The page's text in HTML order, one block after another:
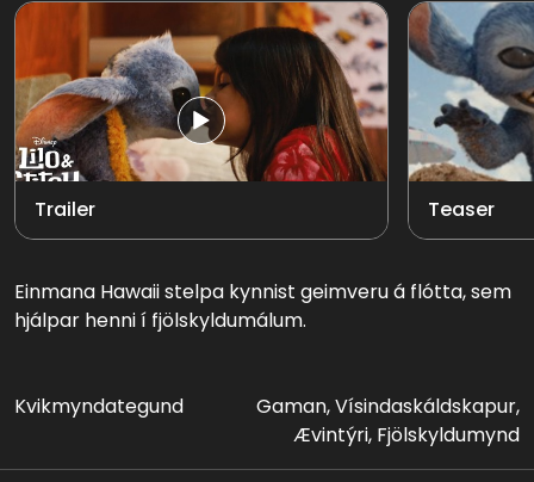
Trailer Teaser
Einmana Hawaii stelpa kynnist geimveru á flótta, sem
hjálpar henni í fjölskyldumálum.
Kvikmyndategund
Gaman, Vísindaskáldskapur,
Ævintýri, Fjölskyldumynd